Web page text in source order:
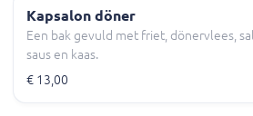
Kapsalon döner
Een bak gevuld met friet, dönervlees,
saus en kaas.
€ 13,00